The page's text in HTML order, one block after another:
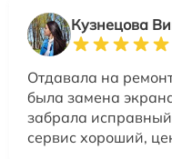
Кузнецова
Отдавала на
была замена
забрала
сервис хороший,